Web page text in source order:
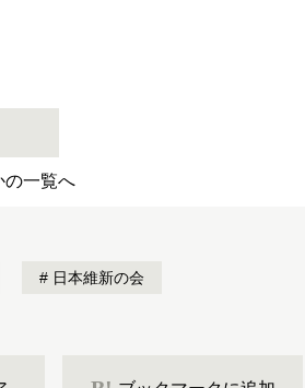
の一覧へ
日本維新の会